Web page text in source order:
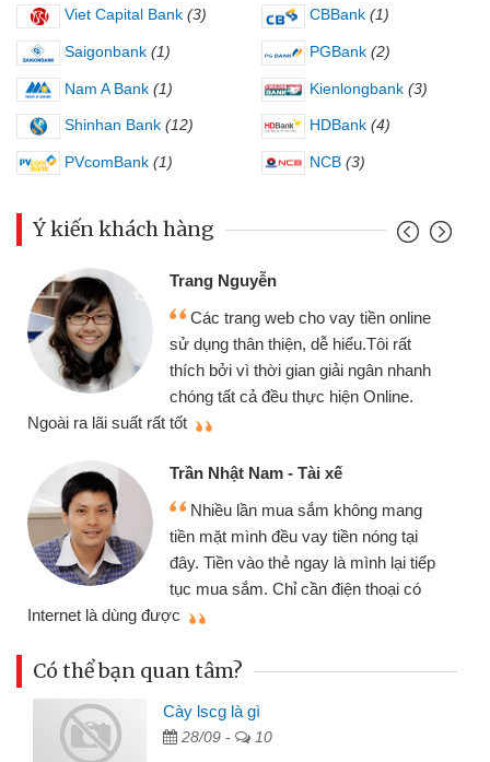
Viet Capital Bank (3) CBBank (1)
Saigonbank (1) PGBank (2)
Nam A Bank (1) Kienlongbank (3)
Shinhan Bank (12) HDBank (4)
PVcomBank (1) NCB (3)
Ý kiến khách hàng
Trang Nguyễn
Các trang web cho vay tiền online
sử dụng thân thiện, dễ hiểu.Tôi rất
thích bởi vì thời gian giải ngân nhanh
chóng tất cả đều thực hiện Online.
Ngoài ra lãi suất rất tốt
Trần Nhật Nam - Tài xế
Nhiều lần mua sắm không mang
tiền mặt mình đều vay tiền nóng tại
đây. Tiền vào thẻ ngay là mình lại tiếp
tục mua sắm. Chỉ cần điện thoại có
Internet là dùng được
Có thể bạn quan tâm?
Cày lscg là gì
28/09 - 10